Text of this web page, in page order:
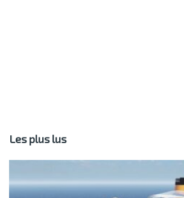
Les plus lus